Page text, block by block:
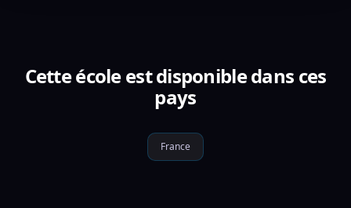
Cette école est disponible dans ces
pays
France